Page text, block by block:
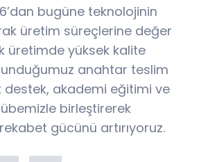
bugüne teknolojinin
üretim süreçlerine değer
üretimde yüksek kalite
anahtar teslim
destek, akademi eğitimi ve
birleştirerek
gücünü artırıyoruz.